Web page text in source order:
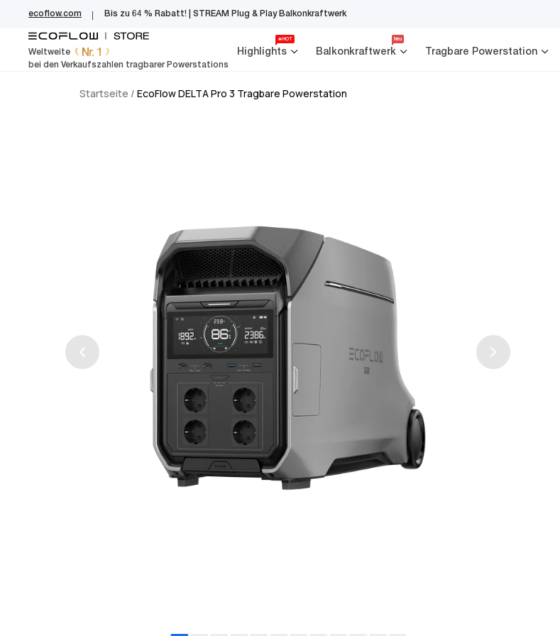
EcoFlow Germany
springen
ecoflow.com Bis zu 64 % Rabatt! | STREAM Plug & Play Balkonkraftwerk
Weltweite Nr. 1
bei den Verkaufszahlen tragbarer Powerstations
Highlights
🔥HOT
Balkonkraftwerk
Neu
Tragbare Powerstation
Startseite / EcoFlow DELTA Pro 3 Tragbare Powerstation